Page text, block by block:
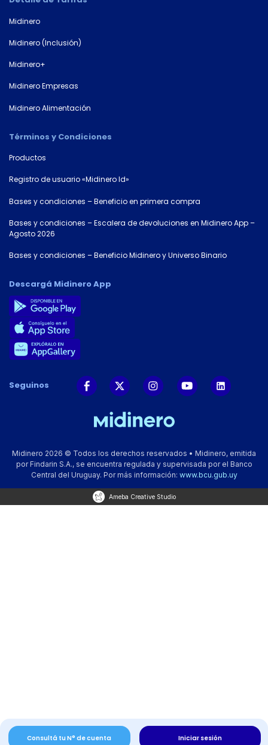
Tipo de
documento*
Consultá tu N° de cuenta Iniciar sesión
Midinero
Midinero (Inclusión)
Midinero+
Midinero Empresas
Midinero Alimentación
Términos y Condiciones
Productos
Registro de usuario «Midinero Id»
Bases y condiciones – Beneficio en primera compra
Bases y condiciones – Escalera de devoluciones en Midinero App –
Agosto 2026
Bases y condiciones – Beneficio Midinero y Universo Binario
Descargá Midinero App
Seguinos
Midinero 2026 © Todos los derechos reservados • Midinero, emitida
por Findarin S.A., se encuentra regulada y supervisada por el Banco
Central del Uruguay. Por más información: www.bcu.gub.uy
Ameba Creative Studio